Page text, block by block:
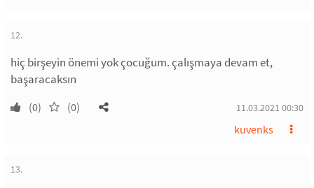
12.
hiç birşeyin önemi yok çocuğum. çalışmaya devam et,
başaracaksın
(0) (0) 11.03.2021 00:30
kuvenks
13.